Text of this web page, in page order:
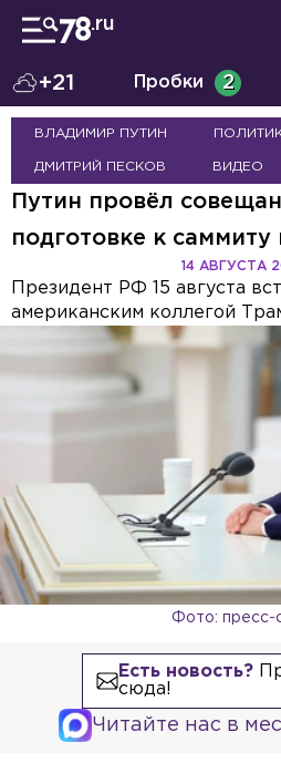
+21 Пробки 2
ВЛАДИМИР ПУТИН
ДМИТРИЙ ПЕСКОВ ВИДЕО
Путин провёл
подготовке к саммиту
14 АВГУСТА
Президент РФ 15 августа
американским коллегой
Фото: пресс-
Есть новость?
сюда!
Читайте нас в